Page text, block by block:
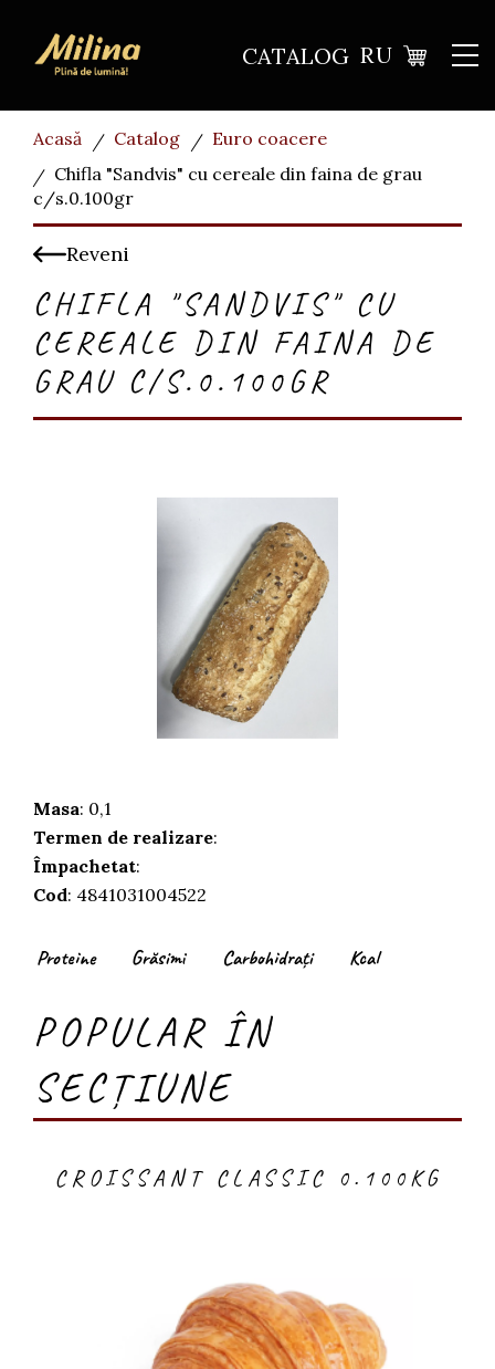
CATALOG RU
Acasă Catalog
Euro coacere
Сhifla "Sandvis" cu cereale din faina de grau
с/s.0.100gr
Reveni
СHIFLA "SANDVIS" CU
CEREALE DIN FAINA DE
GRAU С/S.0.100GR
Masa: 0,1
Termen de realizare:
Împachetat:
Cod: 4841031004522
Proteine Grăsimi Carbohidrați Kcal
POPULAR ÎN
SECȚIUNE
CROISSANT CLASSIC 0.100KG